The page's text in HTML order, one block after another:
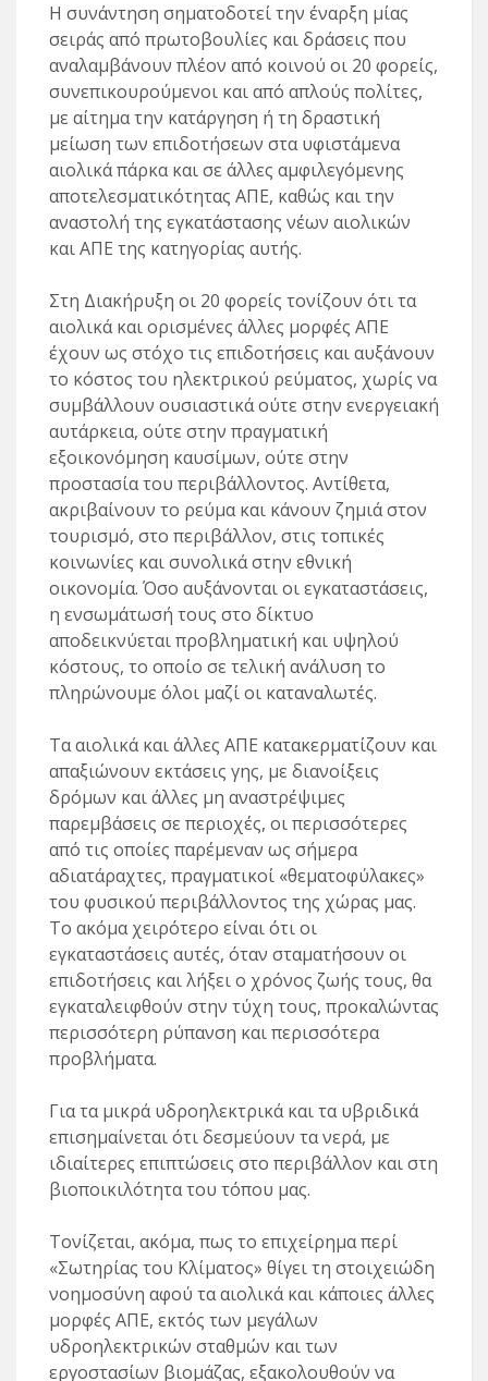
Η συνάντηση σηματοδοτεί την έναρξη μίας
σειράς από πρωτοβουλίες και δράσεις που
αναλαμβάνουν πλέον από κοινού οι 20 φορείς,
συνεπικουρούμενοι και από απλούς πολίτες,
με αίτημα την κατάργηση ή τη δραστική
μείωση των επιδοτήσεων στα υφιστάμενα
αιολικά πάρκα και σε άλλες αμφιλεγόμενης
αποτελεσματικότητας ΑΠΕ, καθώς και την
αναστολή της εγκατάστασης νέων αιολικών
και ΑΠΕ της κατηγορίας αυτής.
Στη Διακήρυξη οι 20 φορείς τονίζουν ότι τα
αιολικά και ορισμένες άλλες μορφές ΑΠΕ
έχουν ως στόχο τις επιδοτήσεις και αυξάνουν
το κόστος του ηλεκτρικού ρεύματος, χωρίς να
συμβάλλουν ουσιαστικά ούτε στην ενεργειακή
αυτάρκεια, ούτε στην πραγματική
εξοικονόμηση καυσίμων, ούτε στην
προστασία του περιβάλλοντος. Αντίθετα,
ακριβαίνουν το ρεύμα και κάνουν ζημιά στον
τουρισμό, στο περιβάλλον, στις τοπικές
κοινωνίες και συνολικά στην εθνική
οικονομία. Όσο αυξάνονται οι εγκαταστάσεις,
η ενσωμάτωσή τους στο δίκτυο
αποδεικνύεται προβληματική και υψηλού
κόστους, το οποίο σε τελική ανάλυση το
πληρώνουμε όλοι μαζί οι καταναλωτές.
Τα αιολικά και άλλες ΑΠΕ κατακερματίζουν και
απαξιώνουν εκτάσεις γης, με διανοίξεις
δρόμων και άλλες μη αναστρέψιμες
παρεμβάσεις σε περιοχές, οι περισσότερες
από τις οποίες παρέμεναν ως σήμερα
αδιατάραχτες, πραγματικοί «θεματοφύλακες»
του φυσικού περιβάλλοντος της χώρας μας.
Το ακόμα χειρότερο είναι ότι οι
εγκαταστάσεις αυτές, όταν σταματήσουν οι
επιδοτήσεις και λήξει ο χρόνος ζωής τους, θα
εγκαταλειφθούν στην τύχη τους, προκαλώντας
περισσότερη ρύπανση και περισσότερα
προβλήματα.
Για τα μικρά υδροηλεκτρικά και τα υβριδικά
επισημαίνεται ότι δεσμεύουν τα νερά, με
ιδιαίτερες επιπτώσεις στο περιβάλλον και στη
βιοποικιλότητα του τόπου μας.
Τονίζεται, ακόμα, πως το επιχείρημα περί
«Σωτηρίας του Κλίματος» θίγει τη στοιχειώδη
νοημοσύνη αφού τα αιολικά και κάποιες άλλες
μορφές ΑΠΕ, εκτός των μεγάλων
υδροηλεκτρικών σταθμών και των
εργοστασίων βιομάζας, εξακολουθούν να